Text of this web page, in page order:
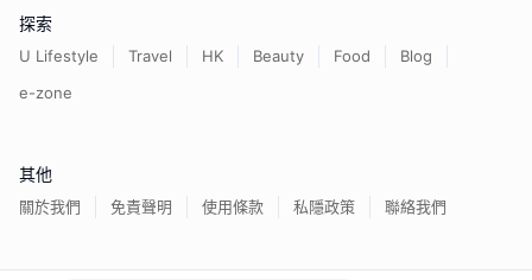
探索
U Lifestyle Travel HK Beauty Food
Blog
e-zone
其他
關於我們 免責聲明 使用條款 私隱政策 聯絡我們